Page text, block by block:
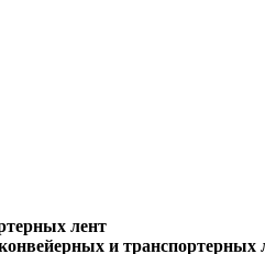
лент
и транспортерных